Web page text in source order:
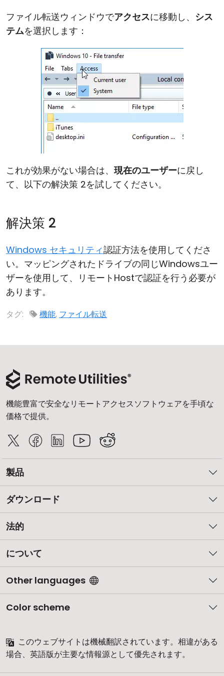
ファイル転送ウィンドウでアクセスに移動し、 シス
テムを選択します：
これが効果がない場合は、 現在のユーザーに戻し
て、以下の解決策 2を試してください。
解決策 2
Windows セキュリティ認証方法を使用してくださ
い。マッピングされたドライブの同じWindowsユー
ザーを使用して、リモートHostで認証を行う必要が
あります。
タグ: 機能, ファイル転送
機能豊富で安全なリモートアクセスソフトウェアを手頃な
価格で提供。
製品
ダウンロード
法的
について
Other languages
Color scheme
このウェブサイトは機械翻訳されています。相違がある
場合、英語版が主要な情報源として優先されます。